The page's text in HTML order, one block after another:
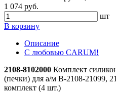
1 074 руб.
шт
В корзину
Описание
С любовью CARUM!
2108-8102000 Комплект
(печки) для а/м В-2108-21099,
комплект (4 шт.)